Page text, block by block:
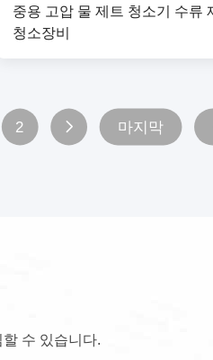
중용 고압 물 제트 청소기 수류
청소장비
2 마지막
수 있습니다.